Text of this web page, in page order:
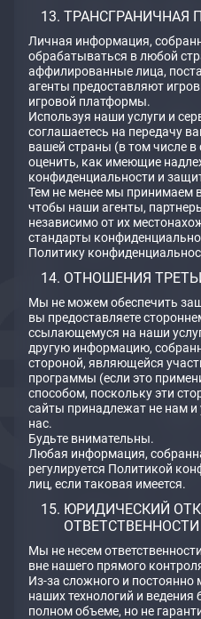
ТРАНСГРАНИЧНАЯ
Личная информация,
обрабатываться в любой
аффилированные лица,
агенты предоставляют
игровой платформы.
Используя наши услуги и
соглашаетесь на передачу
вашей страны (в том числе
оценить, как имеющие
конфиденциальности и
Тем не менее мы принимаем
чтобы наши агенты,
независимо от их
стандарты
Политику
ОТНОШЕНИЯ
Мы не можем обеспечить
вы предоставляете
ссылающемуся на наши
другую информацию,
стороной, являющейся
программы (если это
способом, поскольку эти
сайты принадлежат не нам
нас.
Будьте внимательны.
Любая информация,
регулируется Политикой
лиц, если таковая имеется.
ЮРИДИЧЕСКИЙ
ОТВЕТСТВЕННОСТИ
Мы не несем
вне нашего прямого
Из-за сложного и постоянно
наших технологий и
полном объеме, но не